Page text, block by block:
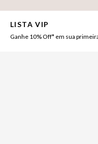
LISTA VIP
Ganhe 10% Off* em sua